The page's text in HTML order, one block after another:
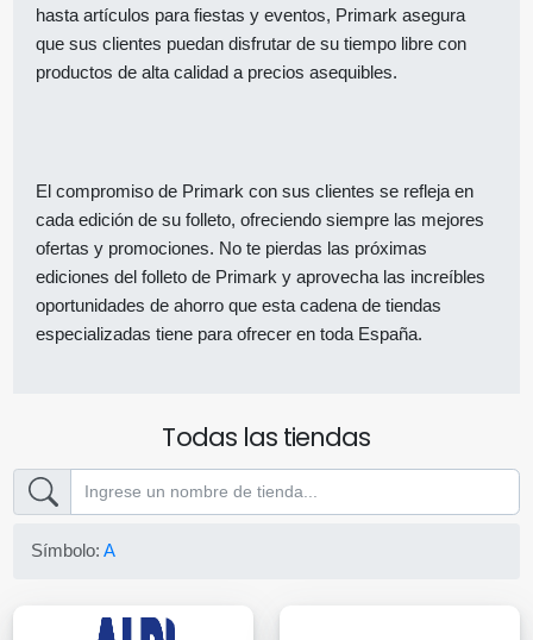
hasta artículos para fiestas y eventos, Primark asegura
que sus clientes puedan disfrutar de su tiempo libre con
productos de alta calidad a precios asequibles.
El compromiso de Primark con sus clientes se refleja en
cada edición de su folleto, ofreciendo siempre las mejores
ofertas y promociones. No te pierdas las próximas
ediciones del folleto de Primark y aprovecha las increíbles
oportunidades de ahorro que esta cadena de tiendas
especializadas tiene para ofrecer en toda España.
Todas las tiendas
Símbolo:A